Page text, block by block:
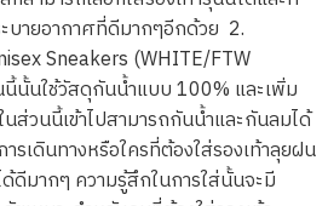
ายอากาศที่ดีมากๆอีกด้วย 2.
Sneakers (WHITE/FTW
นี้นั้นใช้วัสดุกันน้ำแบบ 100% และเพิ่ม
วนนี้เข้าไปสามารถกันน้ำและกันลมได้
ารเดินทางหรือใครที่ต้องใส่รองเท้าลุยฝน
ดีมากๆ ความรู้สึกในการใส่นั้นจะมี